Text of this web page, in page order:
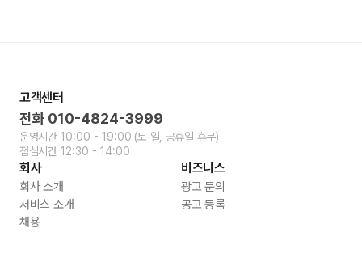
고객센터
전화 010-4824-3999
운영시간 10:00 - 19:00 (토∙일, 공휴일 휴무)
점심시간 12:30 - 14:00
회사
회사 소개
서비스 소개
채용
비즈니스
광고 문의
공고 등록